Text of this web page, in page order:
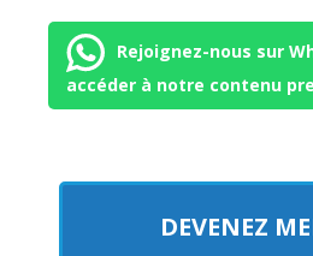
Rejoignez-nous sur
accéder à notre contenu
DEVENEZ